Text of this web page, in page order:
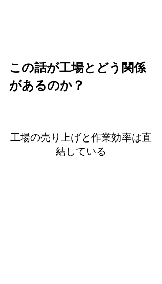
この話が工場とどう関係
があるのか？
工場の売り上げと作業効率は直
結している